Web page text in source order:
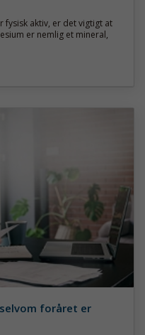
fysisk aktiv, er det vigtigt at
er nemlig et mineral,
foråret er